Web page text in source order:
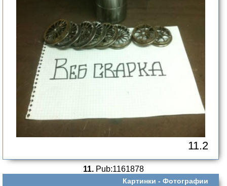
11.2
11. Pub:1161878
Картинки - Фотографии